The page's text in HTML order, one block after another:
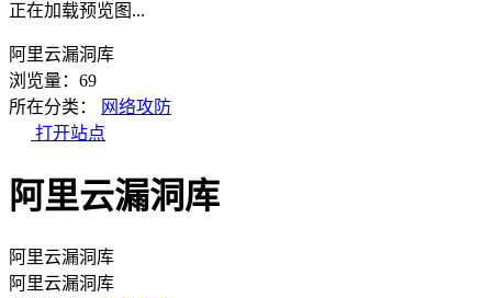
正在加载预览图...
阿里云漏洞库
浏览量：69
所在分类：
网络攻防
打开站点
阿里云漏洞库
阿里云漏洞库
阿里云漏洞库